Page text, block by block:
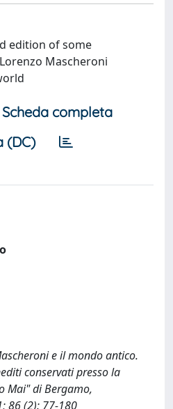
edition of some
Mascheroni
Scheda completa
(DC)
e il mondo antico.
conservati presso la
Mai" di Bergamo,
86 (2): 77-180